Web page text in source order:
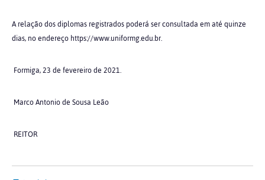
A relação dos diplomas registrados poderá ser consultada em até quinze
dias, no endereço https://www.uniformg.edu.br.
Formiga, 23 de fevereiro de 2021.
Marco Antonio de Sousa Leão
REITOR